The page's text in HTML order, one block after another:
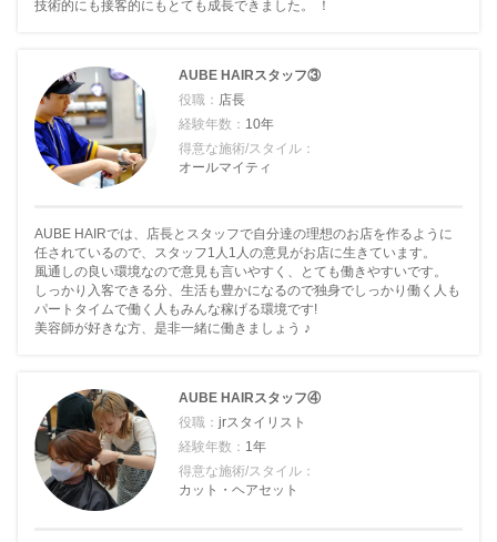
技術的にも接客的にもとても成長できました。 ！
AUBE HAIRスタッフ③
役職： 店長
経験年数： 10年
得意な施術/スタイル：
オールマイティ
AUBE HAIRでは、店長とスタッフで自分達の理想のお店を作るように
任されているので、スタッフ1人1人の意見がお店に生きています。
風通しの良い環境なので意見も言いやすく、とても働きやすいです。
しっかり入客できる分、生活も豊かになるので独身でしっかり働く人も
パートタイムで働く人もみんな稼げる環境です!
美容師が好きな方、是非一緒に働きましょう ♪
AUBE HAIRスタッフ④
役職： jrスタイリスト
経験年数： 1年
得意な施術/スタイル：
カット・ヘアセット